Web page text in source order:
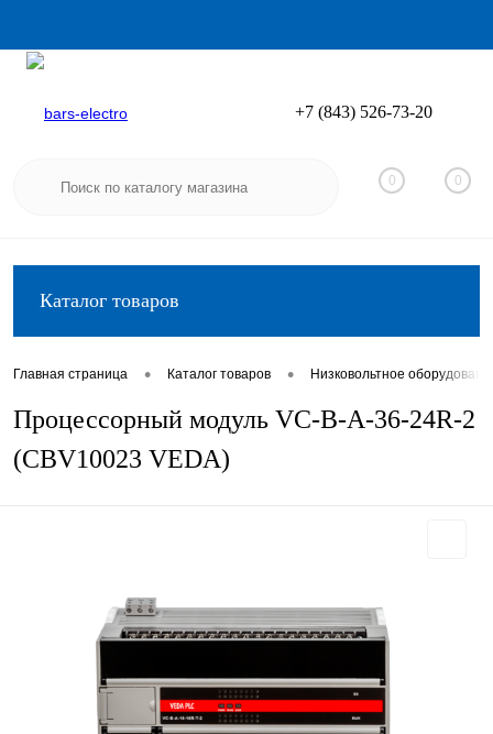
Вход
+7 (843) 526-73-20
0 0
Каталог товаров
Главная страница • Каталог товаров • Низковольтное
Процессорный модуль VC-В-A-36-24R-2
(CBV10023 VEDA)